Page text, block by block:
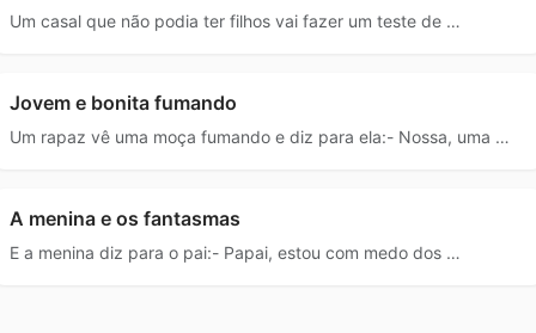
Um casal que não podia ter filhos vai fazer um teste de …
Jovem e bonita fumando
Um rapaz vê uma moça fumando e diz para ela:- Nossa, uma …
A menina e os fantasmas
E a menina diz para o pai:- Papai, estou com medo dos …